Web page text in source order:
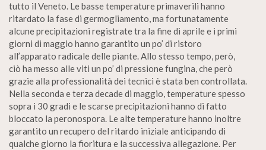
tutto il Veneto. Le basse temperature primaverili hanno
ritardato la fase di germogliamento, ma fortunatamente
alcune precipitazioni registrate tra la fine di aprile e i primi
giorni di maggio hanno garantito un po’ di ristoro
all’apparato radicale delle piante. Allo stesso tempo, però,
ciò ha messo alle viti un po’ di pressione fungina, che però
grazie alla professionalità dei tecnici è stata ben controllata.
Nella seconda e terza decade di maggio, temperature spesso
sopra i 30 gradi e le scarse precipitazioni hanno di fatto
bloccato la peronospora. Le alte temperature hanno inoltre
garantito un recupero del ritardo iniziale anticipando di
qualche giorno la fioritura e la successiva allegazione. Per